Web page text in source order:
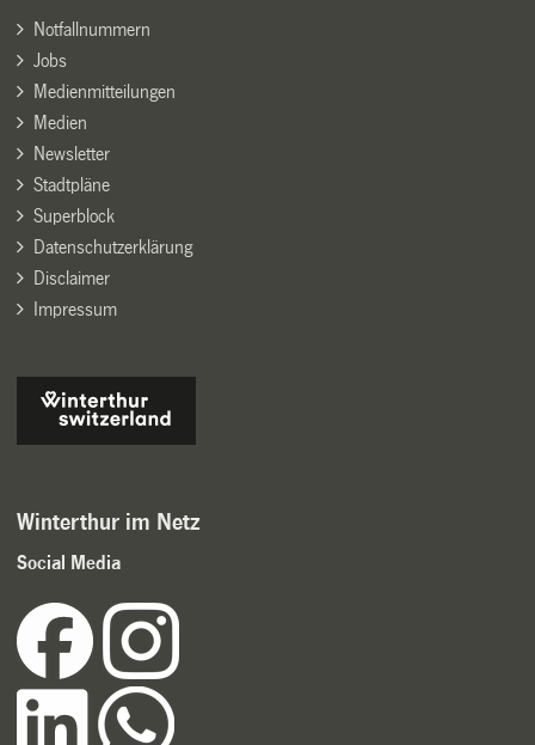
Notfallnummern
Jobs
Medienmitteilungen
Medien
Newsletter
Stadtpläne
Superblock
Datenschutzerklärung
Disclaimer
Impressum
Winterthur im Netz
Social Media